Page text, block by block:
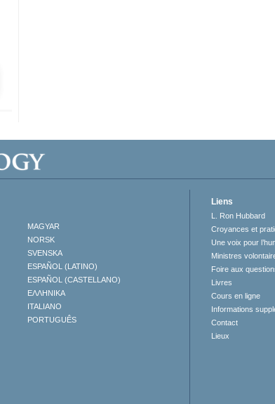
MAGYAR
NORSK
SVENSKA
ESPAÑOL (LATINO)
ESPAÑOL (CASTELLANO)
ΕΛΛΗΝΙΚA
ITALIANO
PORTUGUÊS
Liens
L. Ron Hubbard
Croyances et
Une voix pour
Ministres
Foire aux
Livres
Cours en ligne
Informations
Contact
Lieux